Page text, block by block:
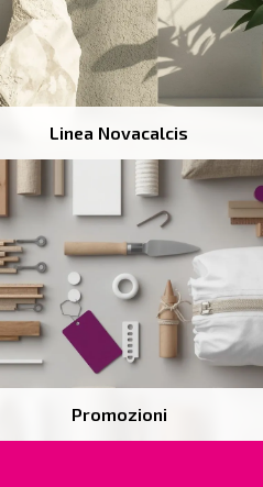
Linea Novacalcis
Promozioni